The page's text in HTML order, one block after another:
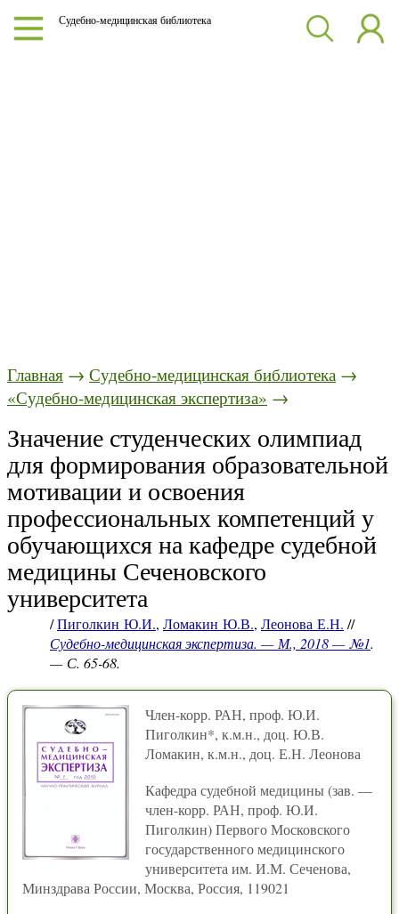
Судебно-медицинская библиотека
Главная → Судебно-медицинская библиотека →
«Судебно-медицинская экспертиза» →
Значение студенческих олимпиад
для формирования образовательной
мотивации и освоения
профессиональных компетенций у
обучающихся на кафедре судебной
медицины Сеченовского
университета
/Пиголкин Ю.И., Ломакин Ю.В., Леонова Е.Н. //
Судебно-медицинская экспертиза. — М., 2018 — №1.
— С. 65-68.
Член-корр. РАН, проф. Ю.И.
Пиголкин*, к.м.н., доц. Ю.В.
Ломакин, к.м.н., доц. Е.Н. Леонова
Кафедра судебной медицины (зав. —
член-корр. РАН, проф. Ю.И.
Пиголкин) Первого Московского
государственного медицинского
университета им. И.М. Сеченова,
Минздрава России, Москва, Россия, 119021